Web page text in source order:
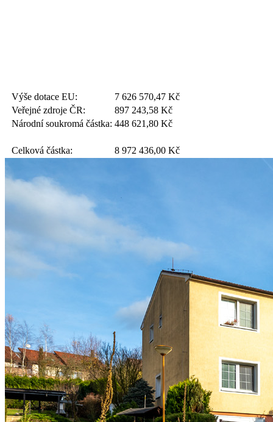
Výše dotace EU: 7 626 570,47 Kč
Veřejné zdroje ČR:
897 243,58 Kč
Národní soukromá částka: 448 621,80 Kč
Celková částka: 8 972 436,00 Kč